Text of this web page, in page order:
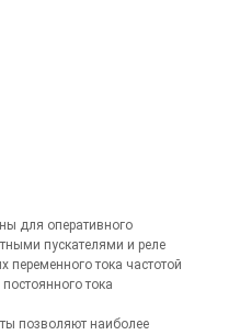
для оперативного
пускателями и реле
переменного тока частотой
тока
позволяют наиболее